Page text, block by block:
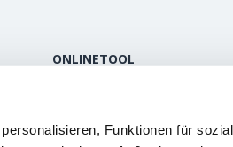
Funktionen für
ONLINETOOL
Login